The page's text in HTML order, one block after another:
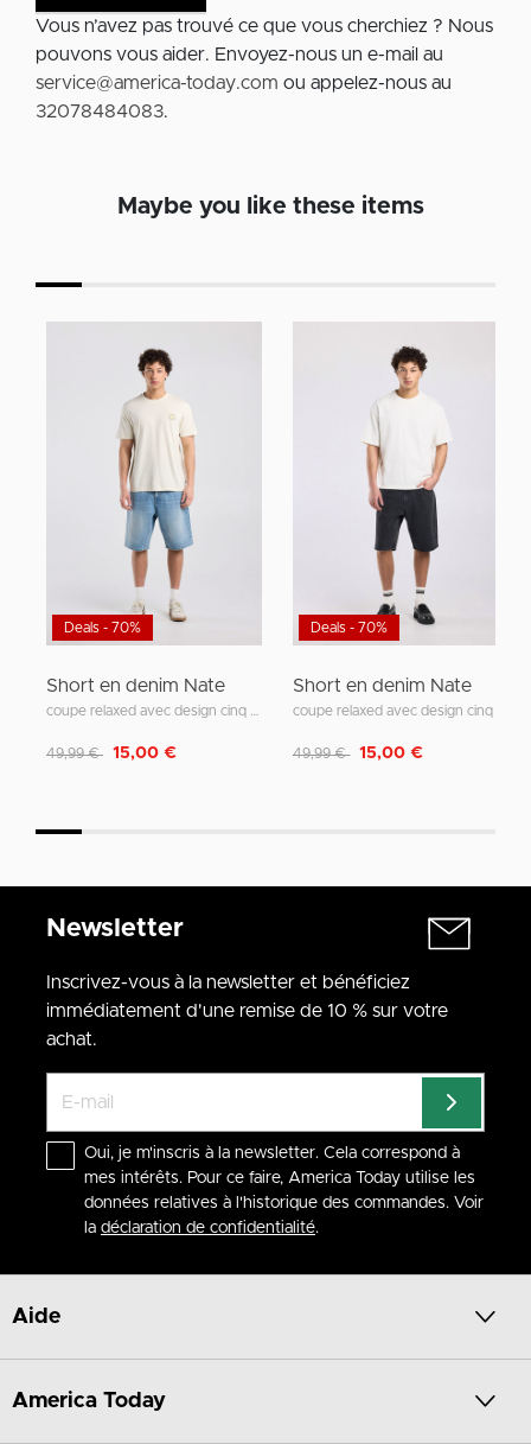
Vous n’avez pas trouvé ce que vous cherchiez ? Nous
pouvons vous aider. Envoyez-nous un e-mail au
service@america-today.com ou appelez-nous au
32078484083.
Maybe you like these items
Deals - 70%
Short en denim Nate
Remise de
49,99 € 15,00 €
Deals - 70%
Short en denim Nate
Remise de
49,99 € 15,00 €
Newsletter
Inscrivez-vous à la newsletter et bénéficiez
immédiatement d'une remise de 10 % sur votre
achat.
Oui, je m'inscris à la newsletter. Cela correspond à
mes intérêts. Pour ce faire, America Today utilise les
données relatives à l'historique des commandes. Voir
la déclaration de confidentialité.
Aide
America Today